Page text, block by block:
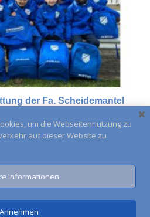
der Fa. Scheidemantel
Kontakt Anfahrt
um die Webseitennutzung zu
auf dieser Website zu
Informationen
Annehmen